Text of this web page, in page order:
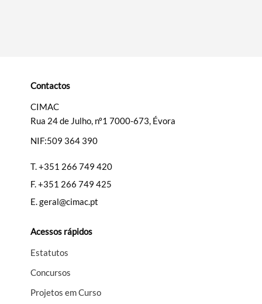
Filtros
Contactos
CIMAC
Rua 24 de Julho, nº1 7000-673, Évora
NIF:509 364 390
T.+351 266 749 420
F.+351 266 749 425
E.geral@cimac.pt
Acessos rápidos
Estatutos
Concursos
Projetos em Curso